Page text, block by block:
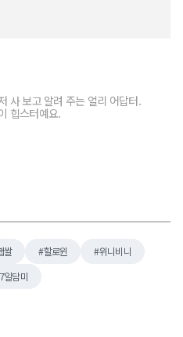
사 보고 알려 주는 얼리 어답터.
힙스터예요.
쌀 할로윈
위니비니
일담미